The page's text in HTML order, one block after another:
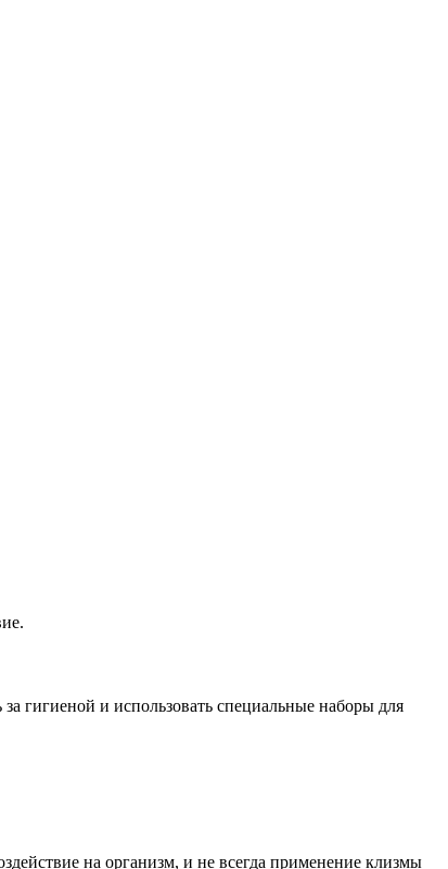
гигиеной и использовать специальные наборы для
на организм, и не всегда применение клизмы